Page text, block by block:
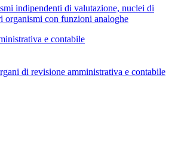
indipendenti di valutazione, nuclei di
organismi con funzioni analoghe
e contabile
di revisione amministrativa e contabile